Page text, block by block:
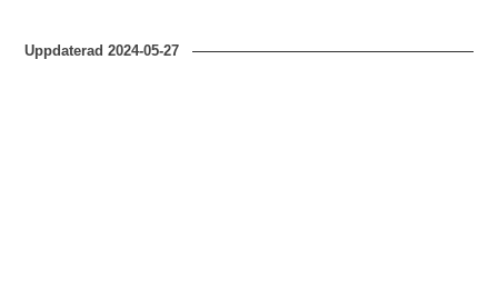
Uppdaterad2024-05-27